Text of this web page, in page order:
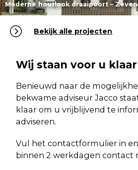
Moderne houtlook draaipoort –
Lees meerBekijk alle projecten
Wij staan voor u klaar
Benieuwd naar de
bekwame adviseur Jacco
klaar om u vrijblijvend te
adviseren.
Vul het contactformulier in
binnen 2 werkdagen contact